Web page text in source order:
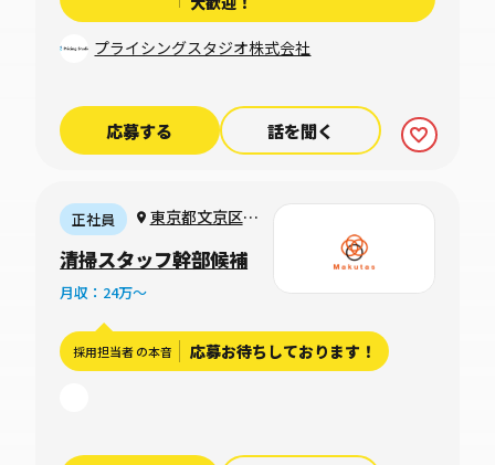
プライシングスタジオ株式会社
応募する 話を聞く
正社員
東京都文京区関
清掃スタッフ幹部候補
月収：24万〜
採用担当者 の本音 応募お待ちしております！